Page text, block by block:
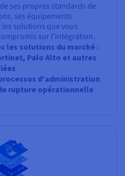
ses propres standards de
ses équipements
solutions que vous
sur l'intégration.
les solutions du marché :
Palo Alto et autres
d'administration
rupture opérationnelle